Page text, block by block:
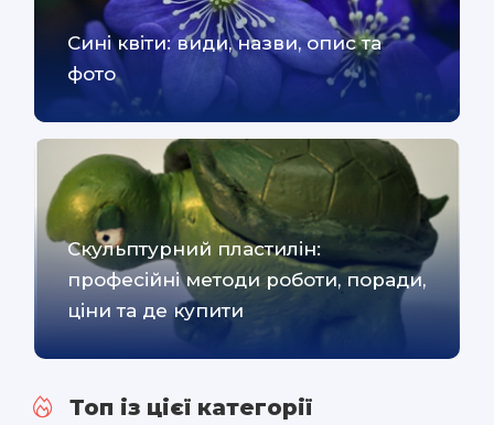
Сині квіти: види, назви, опис та
фото
Скульптурний пластилін:
професійні методи роботи, поради,
ціни та де купити
Топ із цієї категорії